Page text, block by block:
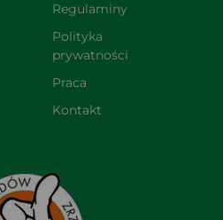
Regulaminy
Polityka
prywatności
Praca
Kontakt